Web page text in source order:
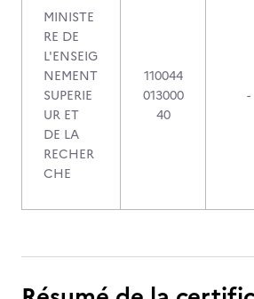
MINISTE
RE DE
L'ENSEIG
NEMENT
SUPERIE
UR ET
DE LA
RECHER
CHE
110044
013000
40
-